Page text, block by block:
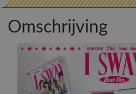
Omschrijving